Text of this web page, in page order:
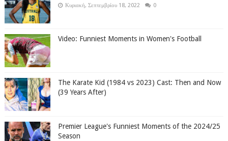
Κυριακή, Σεπτεμβρίου 18, 2022 0
Video: Funniest Moments in Women's Football
The Karate Kid (1984 vs 2023) Cast: Then and Now
(39 Years After)
Premier League's Funniest Moments of the 2024/25
Season